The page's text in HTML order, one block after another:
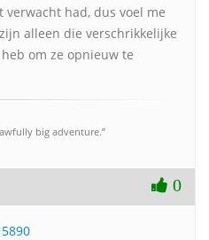
verwacht had, dus voel me
alleen die verschrikkelijke
om ze opnieuw te
big adventure.”
0